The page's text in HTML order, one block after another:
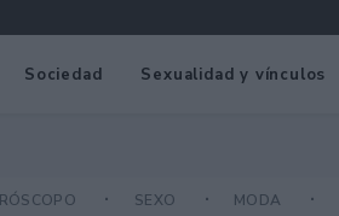
Sociedad Sexualidad y vínculos
SEXO MODA